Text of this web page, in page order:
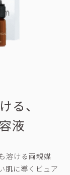
る、
液
溶ける両親媒
肌に導くビュア